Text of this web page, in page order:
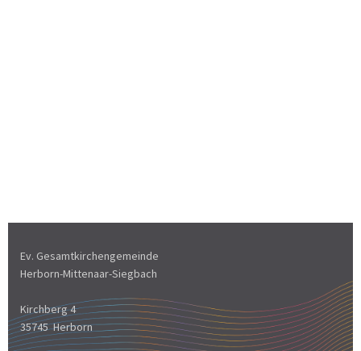
Ev. Gesamtkirchengemeinde
Herborn-Mittenaar-Siegbach
Kirchberg 4
35745 Herborn